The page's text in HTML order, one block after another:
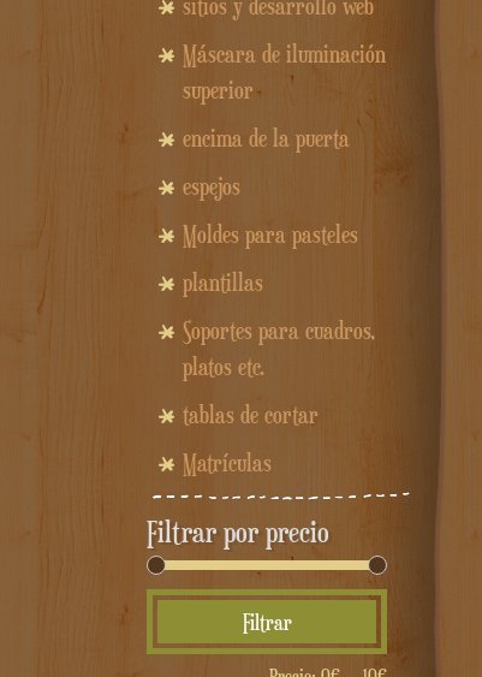
sitios y desarrollo web
Máscara de iluminación
superior
encima de la puerta
espejos
Moldes para pasteles
plantillas
Soportes para cuadros,
platos etc.
tablas de cortar
Matrículas
Filtrar por precio
mínimo
máximo
Filtrar